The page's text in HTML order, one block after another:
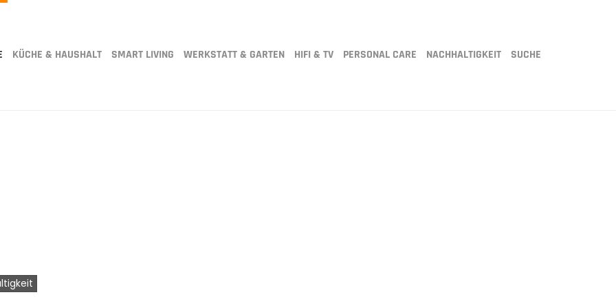
KÜCHE & HAUSHALT SMART LIVING WERKSTATT & GARTEN HIFI & TV PERSONAL CARE NACHHALTIGKEIT SUCHE